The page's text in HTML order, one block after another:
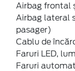
Airbag frontal
Airbag lateral
pasager)
Cablu de
Faruri LED,
Faruri